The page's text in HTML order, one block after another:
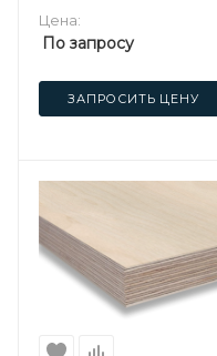
Цена:
По запросу
ЗАПРОСИТЬ ЦЕНУ